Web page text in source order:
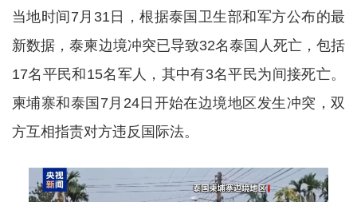
当地时间7月31日，根据泰国卫生部和军方公布的最
新数据，泰柬边境冲突已导致32名泰国人死亡，包括
17名平民和15名军人，其中有3名平民为间接死亡。
柬埔寨和泰国7月24日开始在边境地区发生冲突，双
方互相指责对方违反国际法。